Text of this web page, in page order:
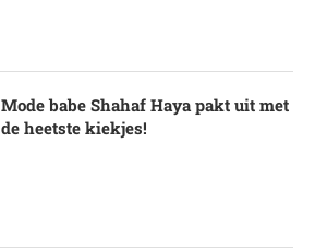
Mode babe Shahaf Haya pakt uit met
de heetste kiekjes!